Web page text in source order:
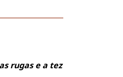
rugas e a tez